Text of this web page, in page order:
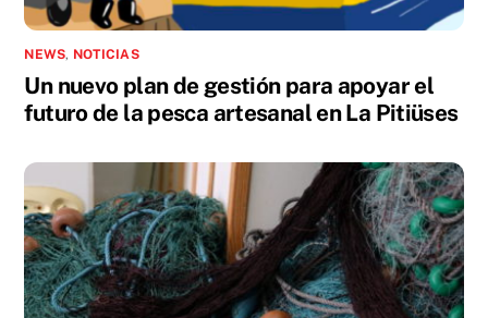
NEWS, NOTICIAS
Un nuevo plan de gestión para apoyar el
futuro de la pesca artesanal en La Pitiüses